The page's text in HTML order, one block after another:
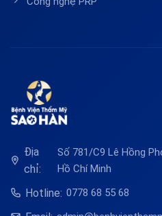
Địa
chỉ:
Số 781/C9 Lê Hồng
Hồ Chí Minh
Hotline: 0778 68 55 68